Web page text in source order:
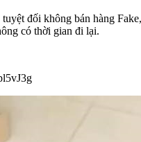
đối không bán hàng
có thời gian đi lại.